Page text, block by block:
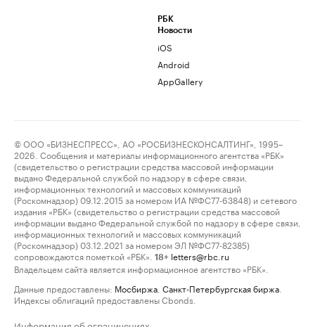
РБК
Новости
iOS
Android
AppGallery
© ООО «БИЗНЕСПРЕСС», АО «РОСБИЗНЕСКОНСАЛТИНГ», 1995–
2026. Сообщения и материалы информационного агентства «РБК»
(свидетельство о регистрации средства массовой информации
выдано Федеральной службой по надзору в сфере связи,
информационных технологий и массовых коммуникаций
(Роскомнадзор) 09.12.2015 за номером ИА №ФС77-63848) и сетевого
издания «РБК» (свидетельство о регистрации средства массовой
информации выдано Федеральной службой по надзору в сфере связи,
информационных технологий и массовых коммуникаций
(Роскомнадзор) 03.12.2021 за номером ЭЛ №ФС77-82385)
сопровождаются пометкой «РБК».
18+ letters@rbc.ru
Владельцем сайта является информационное агентство «РБК».
Данные предоставлены: Мосбиржа Санкт-Петербургская биржа
Индексы облигаций предоставлены Cbonds.